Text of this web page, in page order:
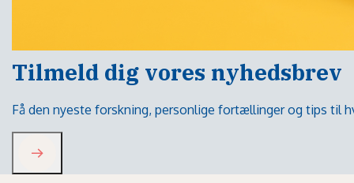
Tilmeld dig vores nyhedsbrev
Få den nyeste forskning, personlige fortællinger og tips til